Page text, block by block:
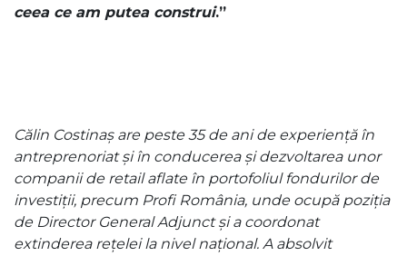
ceea ce am putea construi.”
Călin Costinaș are peste 35 de ani de experiență în
antreprenoriat și în conducerea și dezvoltarea unor
companii de retail aflate în portofoliul fondurilor de
investiții, precum Profi România, unde ocupă poziția
de Director General Adjunct și a coordonat
extinderea rețelei la nivel național. A absolvit